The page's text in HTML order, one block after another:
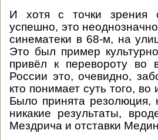
И хотя с точки зрения
успешно, это
синематеки в 68-м, на
Это был пример
привёл к перевороту во
России это, очевидно,
кто понимает суть того,
Было принята резолюция,
никакие результаты,
Мездрича и отставки